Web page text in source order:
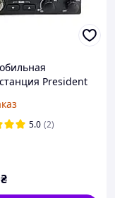
President
5.0 (2)
₴